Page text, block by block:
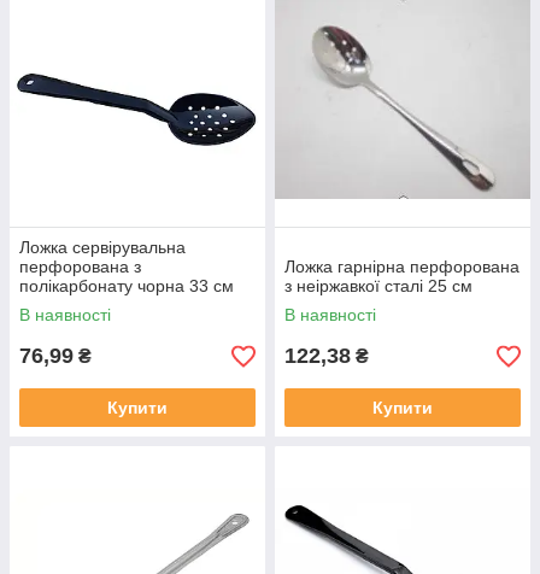
Ложка сервірувальна
перфорована з
полікарбонату чорна 33 см
В наявності
76,99 ₴
Купити
Ложка гарнірна перфорована
з неіржавкої сталі 25 см
В наявності
122,38 ₴
Купити